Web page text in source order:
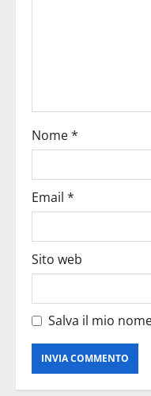
Nome*
Email *
Sito web
Salva il mio